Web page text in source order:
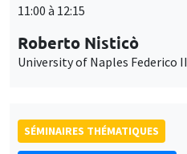
11:00 à 12:15
Roberto Nisticò
University of Naples Federico II
SÉMINAIRES THÉMATIQUES